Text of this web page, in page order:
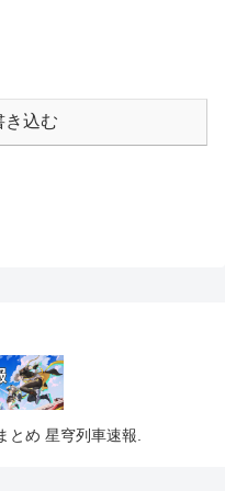
き込む
め 星穹列車速報.